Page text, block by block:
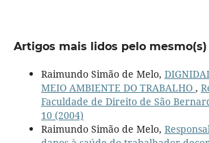
Artigos mais lidos pelo
Raimundo Simão de Melo,
MEIO AMBIENTE DO TRABALHO ,
Faculdade de Direito de São
10 (2004)
Raimundo Simão de Melo,